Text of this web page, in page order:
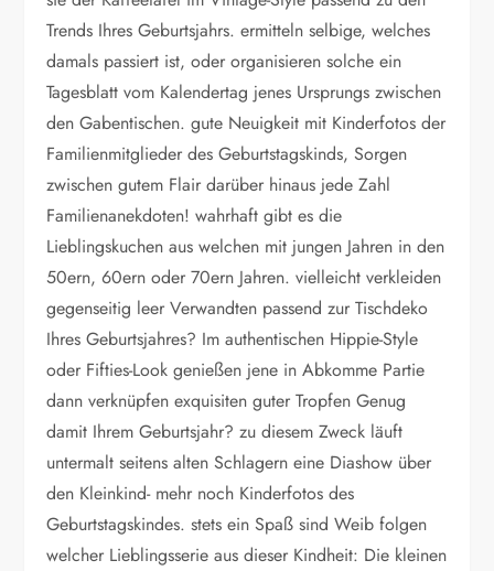
Trends Ihres Geburtsjahrs. ermitteln selbige, welches
damals passiert ist, oder organisieren solche ein
Tagesblatt vom Kalendertag jenes Ursprungs zwischen
den Gabentischen. gute Neuigkeit mit Kinderfotos der
Familienmitglieder des Geburtstagskinds, Sorgen
zwischen gutem Flair darüber hinaus jede Zahl
Familienanekdoten! wahrhaft gibt es die
Lieblingskuchen aus welchen mit jungen Jahren in den
50ern, 60ern oder 70ern Jahren. vielleicht verkleiden
gegenseitig leer Verwandten passend zur Tischdeko
Ihres Geburtsjahres? Im authentischen Hippie-Style
oder Fifties-Look genießen jene in Abkomme Partie
dann verknüpfen exquisiten guter Tropfen Genug
damit Ihrem Geburtsjahr? zu diesem Zweck läuft
untermalt seitens alten Schlagern eine Diashow über
den Kleinkind- mehr noch Kinderfotos des
Geburtstagskindes. stets ein Spaß sind Weib folgen
welcher Lieblingsserie aus dieser Kindheit: Die kleinen